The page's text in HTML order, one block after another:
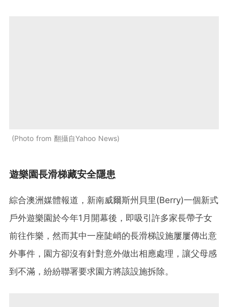
Photo from 翻攝自Yahoo News
遊樂園長滑梯藏安全隱患
綜合澳洲媒體報道，新南威爾斯州貝里(Berry)一個新式
戶外遊樂園於今年1月開幕後，即吸引許多家長帶子女
前往作樂，然而其中一座陡峭的長滑梯設施屢屢傳出意
外事件，園方卻沒有針對意外做出相應處理，讓父母感
到不滿，紛紛聯署要求園方將該設施拆除。